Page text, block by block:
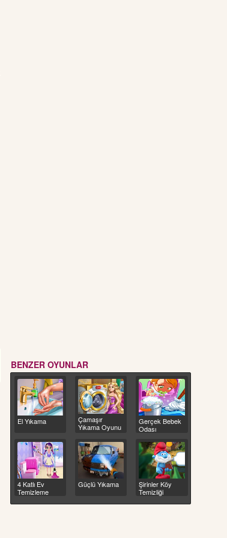
BENZER OYUNLAR
El Yıkama
Çamaşır
Yıkama Oyunu
Gerçek Bebek
Odası
4 Katlı Ev
Temizleme
Güçlü Yıkama
Şirinler Köy
Temizliği